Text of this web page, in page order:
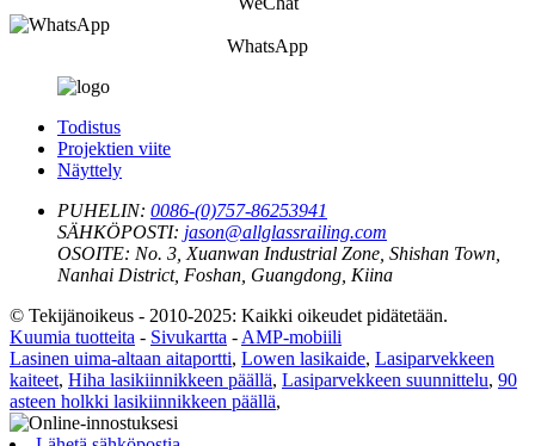
WhatsApp
Todistus
Projektien viite
Näyttely
PUHELIN: 0086-(0)757-86253941
SÄHKÖPOSTI: jason@allglassrailing.com
OSOITE: No. 3, Xuanwan Industrial Zone, Shishan Town,
Nanhai District, Foshan, Guangdong, Kiina
© Tekijänoikeus - 2010-2025: Kaikki oikeudet pidätetään.
Kuumia tuotteita - Sivukartta - AMP-mobiili
Lasinen uima-altaan aitaportti, Lowen lasikaide, Lasiparvekkeen
kaiteet, Hiha lasikiinnikkeen päällä, Lasiparvekkeen suunnittelu, 90
asteen holkki lasikiinnikkeen päällä,